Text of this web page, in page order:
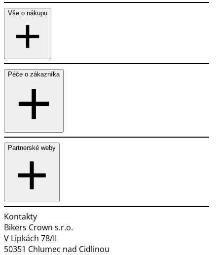
Vše o nákupu
Péče o zákazníka
Partnerské weby
Kontakty
Bikers Crown s.r.o.
V Lipkách 78/II
50351 Chlumec nad Cidlinou